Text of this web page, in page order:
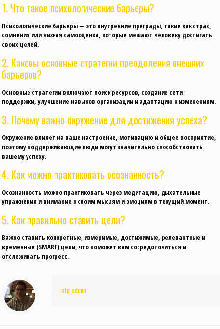
1. Что такое психологические барьеры?
Психологические барьеры — это внутренние преграды, такие как страх,
сомнения или низкая самооценка, которые мешают человеку достигать
своих целей.
2. Каковы основные стратегии преодоления внешних
барьеров?
Основные стратегии включают поиск ресурсов, создание сети
поддержки, улучшение навыков организации и адаптацию к изменениям.
3. Почему важно окружение для достижения успеха?
Окружение влияет на ваше настроение, мотивацию и общее восприятие,
поэтому поддерживающие люди могут значительно способствовать
вашему успеху.
4. Как можно практиковать осознанность?
Осознанность можно практиковать через медитацию, дыхательные
упражнения и внимание к своим мыслям и эмоциям в текущий момент.
5. Как правильно ставить цели?
Важно ставить конкретные, измеримые, достижимые, релевантные и
временные (SMART) цели, что поможет вам сосредоточиться и
отслеживать прогресс.
ofg_admin